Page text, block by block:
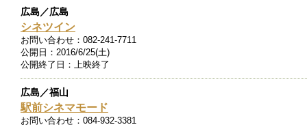
広島／広島
シネツイン
お問い合わせ： 082-241-7711
公開日： 2016/6/25(土)
公開終了日： 上映終了
広島／福山
駅前シネマモード
お問い合わせ： 084-932-3381